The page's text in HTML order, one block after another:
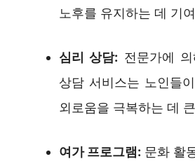
노후를 유지하는 데 기
심리 상담: 전문가에
상담 서비스는 노인들
외로움을 극복하는 데
여가 프로그램: 문화 활